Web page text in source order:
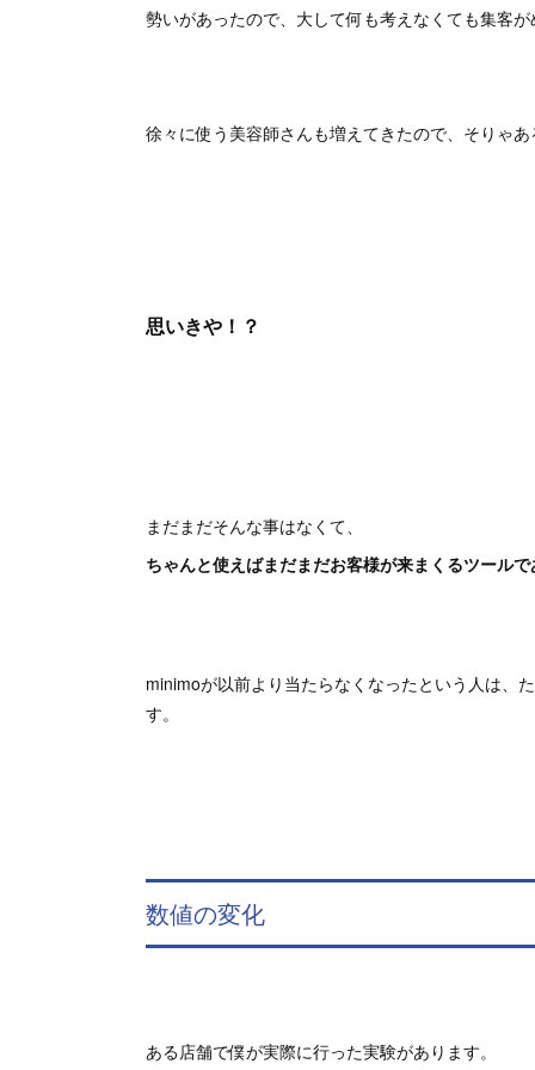
勢いがあったので、大して何も考えなくても集客
徐々に使う美容師さんも増えてきたので、そりゃ
思いきや！？
まだまだそんな事はなくて、
ちゃんと使えばまだまだお客様が来まくるツール
minimoが以前より当たらなくなったという人は、
す。
数値の変化
ある店舗で僕が実際に行った実験があります。